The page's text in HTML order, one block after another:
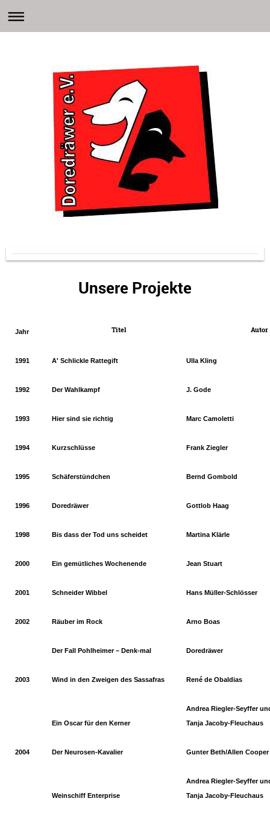
Unsere Projekte
Jahr Titel Autor
1991 A' Schlickle Rattegift Ulla Kling
1992 Der Wahlkampf J. Gode
1993 Hier sind sie richtig Marc Camoletti
1994 Kurzschlüsse Frank Ziegler
1995 Schäferstündchen Bernd Gombold
1996 Doredräwer Gottlob Haag
1998 Bis dass der Tod uns scheidet Martina Klärle
2000 Ein gemütliches Wochenende Jean Stuart
2001 Schneider Wibbel Hans Müller-Schlösser
2002 Räuber im Rock Arno Boas
Der Fall Pohlheimer – Denk-mal Doredräwer
2003 Wind in den Zweigen des Sassafras René de Obaldias
Ein Oscar für den Kerner
Andrea Riegler-Seyffer
Tanja Jacoby-Fleuchaus
2004 Der Neurosen-Kavalier Gunter Beth/Allen Cooper
Weinschiff Enterprise
Andrea Riegler-Seyffer
Tanja Jacoby-Fleuchaus